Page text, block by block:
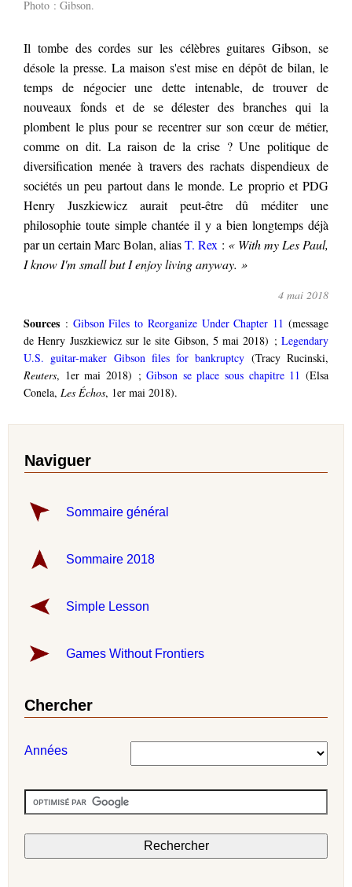
Photo : Gibson.
Il tombe des cordes sur les célèbres guitares Gibson, se
désole la presse. La maison s'est mise en dépôt de bilan, le
temps de négocier une dette intenable, de trouver de
nouveaux fonds et de se délester des branches qui la
plombent le plus pour se recentrer sur son cœur de métier,
comme on dit. La raison de la crise ? Une politique de
diversification menée à travers des rachats dispendieux de
sociétés un peu partout dans le monde. Le proprio et PDG
Henry Juszkiewicz aurait peut-être dû méditer une
philosophie toute simple chantée il y a bien longtemps déjà
par un certain Marc Bolan, aliasT. Rex : « With my Les Paul,
I know I'm small but I enjoy living anyway. »
4 mai 2018
Sources : Gibson Files to Reorganize Under Chapter 11 (message
de Henry Juszkiewicz sur le site Gibson, 5 mai 2018) ; Legendary
U.S. guitar-maker Gibson files for bankruptcy (Tracy Rucinski,
Reuters, 1er mai 2018) ;Gibson se place sous chapitre 11 (Elsa
Conela, Les Échos, 1er mai 2018).
Naviguer
Sommaire général
Sommaire 2018
Simple Lesson
Games Without Frontiers
Chercher
Années